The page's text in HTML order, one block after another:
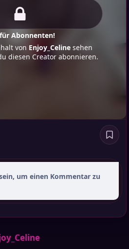
Abonnenten!
von Enjoy_Celine sehen
diesen Creator abonnieren.
um einen Kommentar zu